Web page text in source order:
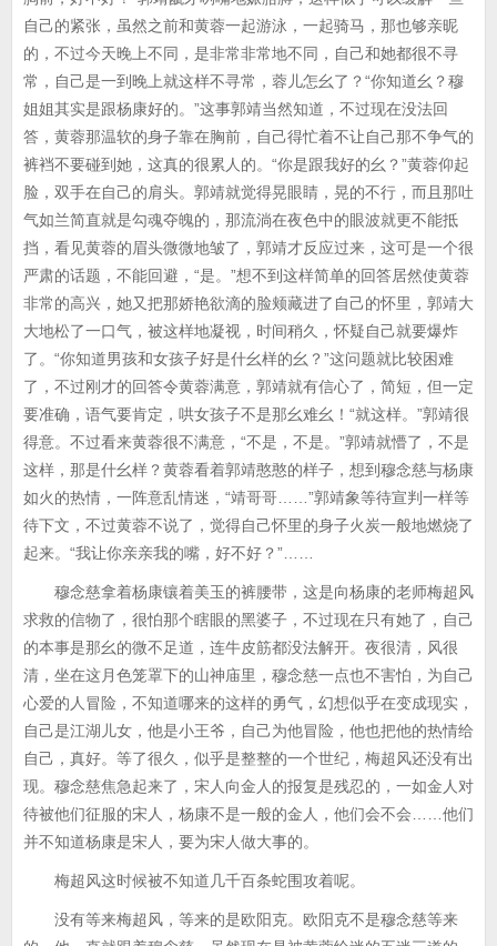
自己的紧张，虽然之前和黄蓉一起游泳，一起骑马，那也够亲昵
的，不过今天晚上不同，是非常非常地不同，自己和她都很不寻
常，自己是一到晚上就这样不寻常，蓉儿怎幺了？“你知道幺？穆
姐姐其实是跟杨康好的。”这事郭靖当然知道，不过现在没法回
答，黄蓉那温软的身子靠在胸前，自己得忙着不让自己那不争气的
裤裆不要碰到她，这真的很累人的。“你是跟我好的幺？”黄蓉仰起
脸，双手在自己的肩头。郭靖就觉得晃眼睛，晃的不行，而且那吐
气如兰简直就是勾魂夺魄的，那流淌在夜色中的眼波就更不能抵
挡，看见黄蓉的眉头微微地皱了，郭靖才反应过来，这可是一个很
严肃的话题，不能回避，“是。”想不到这样简单的回答居然使黄蓉
非常的高兴，她又把那娇艳欲滴的脸颊藏进了自己的怀里，郭靖大
大地松了一口气，被这样地凝视，时间稍久，怀疑自己就要爆炸
了。“你知道男孩和女孩子好是什幺样的幺？”这问题就比较困难
了，不过刚才的回答令黄蓉满意，郭靖就有信心了，简短，但一定
要准确，语气要肯定，哄女孩子不是那幺难幺！“就这样。”郭靖很
得意。不过看来黄蓉很不满意，“不是，不是。”郭靖就懵了，不是
这样，那是什幺样？黄蓉看着郭靖憨憨的样子，想到穆念慈与杨康
如火的热情，一阵意乱情迷，“靖哥哥……”郭靖象等待宣判一样等
待下文，不过黄蓉不说了，觉得自己怀里的身子火炭一般地燃烧了
起来。“我让你亲亲我的嘴，好不好？”……
穆念慈拿着杨康镶着美玉的裤腰带，这是向杨康的老师梅超风
求救的信物了，很怕那个瞎眼的黑婆子，不过现在只有她了，自己
的本事是那幺的微不足道，连牛皮筋都没法解开。夜很清，风很
清，坐在这月色笼罩下的山神庙里，穆念慈一点也不害怕，为自己
心爱的人冒险，不知道哪来的这样的勇气，幻想似乎在变成现实，
自己是江湖儿女，他是小王爷，自己为他冒险，他也把他的热情给
自己，真好。等了很久，似乎是整整的一个世纪，梅超风还没有出
现。穆念慈焦急起来了，宋人向金人的报复是残忍的，一如金人对
待被他们征服的宋人，杨康不是一般的金人，他们会不会……他们
并不知道杨康是宋人，要为宋人做大事的。
梅超风这时候被不知道几千百条蛇围攻着呢。
没有等来梅超风，等来的是欧阳克。欧阳克不是穆念慈等来